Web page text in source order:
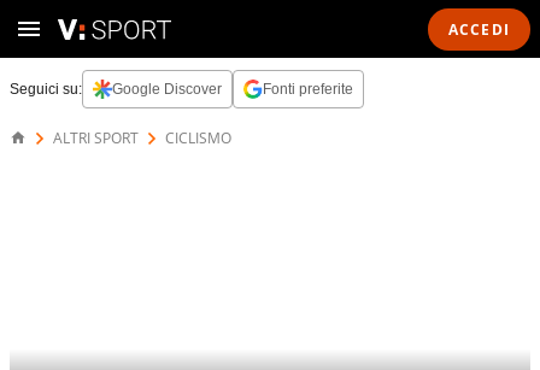
ACCEDI
Seguici su: Google Discover Fonti preferite
ALTRI SPORT CICLISMO